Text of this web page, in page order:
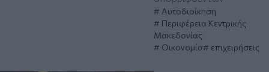
Αυτοδιοίκηση
Περιφέρεια Κεντρικής
Μακεδονίας
Οικονομία
επιχειρήσεις